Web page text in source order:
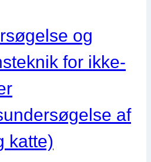
katte
og
for ikke-
af
katte)